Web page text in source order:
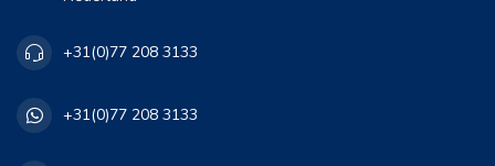
+31(0)77 208 3133
+31(0)77 208 3133